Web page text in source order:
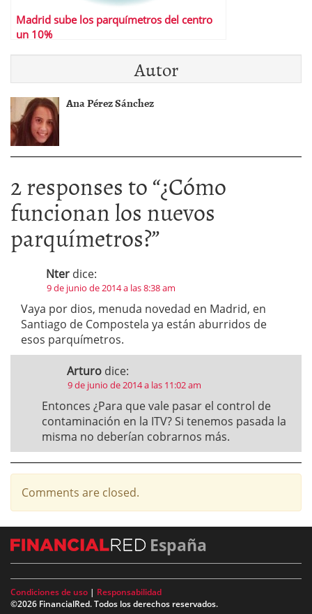
Madrid sube los parquímetros del centro
un 10%
Autor
Ana Pérez Sánchez
2 responses to “¿Cómo
funcionan los nuevos
parquímetros?”
Nter dice:
9 de junio de 2014 a las 8:38 am
Vaya por dios, menuda novedad en Madrid, en
Santiago de Compostela ya están aburridos de
esos parquímetros.
Arturo dice:
9 de junio de 2014 a las 11:02 am
Entonces ¿Para que vale pasar el control de
contaminación en la ITV? Si tenemos pasada la
misma no deberían cobrarnos más.
Comments are closed.
España
Condiciones de uso | Responsabilidad
©2026 FinancialRed. Todos los derechos reservados.